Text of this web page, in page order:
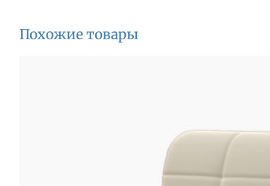
Похожие товары